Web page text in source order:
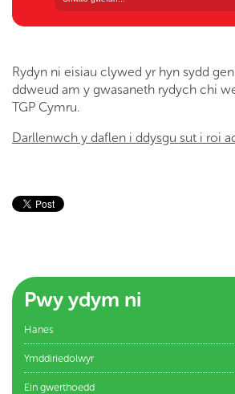
Rydyn ni eisiau clywed yr hyn sydd
ddweud am y gwasaneth rydych chi
TGP Cymru.
Darllenwch y daflen i ddysgu sut i roi
Pwy ydym ni
Hanes
Ymddiriedolwyr
Ein gwerthoedd